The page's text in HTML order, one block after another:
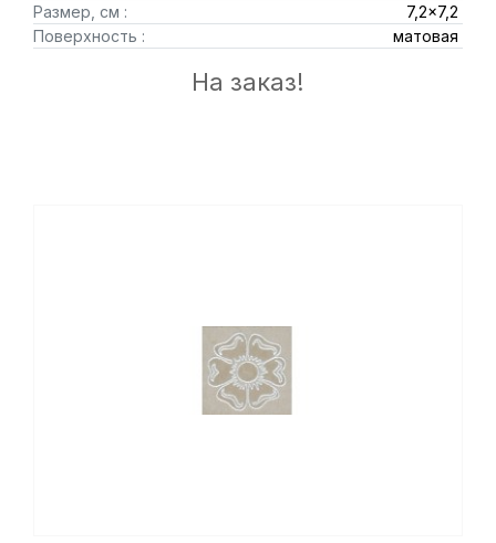
Размер, см :
7,2x7,2
Поверхность :
матовая
На заказ!